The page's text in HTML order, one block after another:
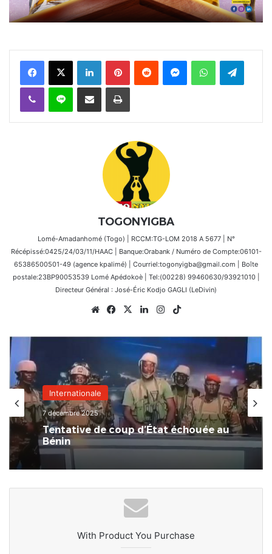
FacebookX Linkedin PinterestReddit MessengerWhatsAppTelegram
Viber Ligne Partager par email Imprimer
TOGONYIGBA
Lomé-Amadanhomé (Togo) | RCCM:TG-LOM 2018 A 5677 | N°
Récépissé:0425/24/03/11/HAAC | Banque:Orabank / Numéro de Compte:06101-
65386500501-49 (agence kpalimé) | Courriel:togonyigba@gmail.com | Boîte
postale:23BP90053539 Lomé Apédokoè | Tel:(00228) 99460630/93921010 |
Directeur Général : José-Éric Kodjo GAGLI (LeDivin)
WebsiteFacebook
X LinkedinInstagram
Internationale
7 décembre 2025
Tentative de coup d’État échouée au
Bénin
With Product You Purchase